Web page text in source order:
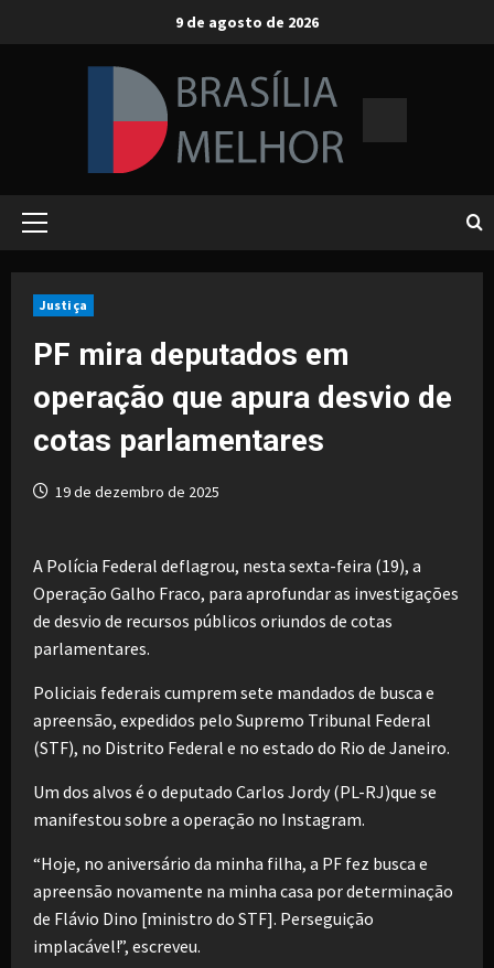
9 de agosto de 2026
Primary
Justiça
PF mira deputados em
operação que apura desvio de
cotas parlamentares
19 de dezembro de 2025
A Polícia Federal deflagrou, nesta sexta-feira (19), a
Operação Galho Fraco, para aprofundar as investigações
de desvio de recursos públicos oriundos de cotas
parlamentares.
Policiais federais cumprem sete mandados de busca e
apreensão, expedidos pelo Supremo Tribunal Federal
(STF), no Distrito Federal e no estado do Rio de Janeiro.
Um dos alvos é o deputado Carlos Jordy (PL-RJ)que se
manifestou sobre a operação no Instagram.
“Hoje, no aniversário da minha filha, a PF fez busca e
apreensão novamente na minha casa por determinação
de Flávio Dino [ministro do STF]. Perseguição
implacável!”, escreveu.